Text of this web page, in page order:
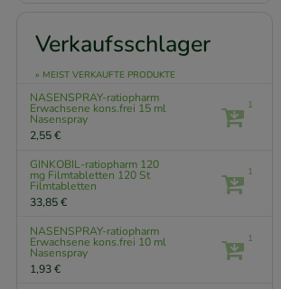
Verkaufsschlager
» MEIST VERKAUFTE PRODUKTE
NASENSPRAY-ratiopharm
Erwachsene kons.frei 15 ml
Nasenspray
2,55 €
1
GINKOBIL-ratiopharm 120
mg Filmtabletten 120 St
Filmtabletten
33,85 €
1
NASENSPRAY-ratiopharm
Erwachsene kons.frei 10 ml
Nasenspray
1,93 €
1